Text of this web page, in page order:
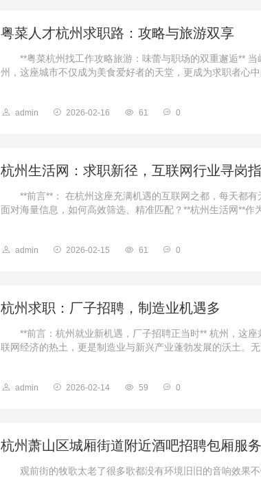
粤菜人才杭州求职路：攻略与旅游双享
**粤菜杭州找工作攻略旅游：味蕾与职场的双重邂逅** 当
州，这座城市不仅成为美食爱好者的天堂，更成为求职者心
admin 2026-02-16 61 0
杭州生活网：求职新径，互联网行业寻岗
**前言**： 在杭州这座充满机遇的互联网之都，每天都有
面对海量信息，如何高效筛选、精准匹配？**杭州生活网**作
admin 2026-02-15 61 0
杭州求职：厂子招聘，制造业机遇多
**前言：杭州就业新机遇，厂子招聘正当时** 杭州，这座
联网经济的热土，更是制造业与新兴产业蓬勃发展的沃土。
admin 2026-02-14 59 0
杭州萧山区城厢街道附近酒吧招聘包厢服
观前街的牧歌太老了很多歌都没有环境旧旧的音响效果不